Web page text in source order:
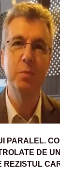
PARALEL.
DE
REZISTUL